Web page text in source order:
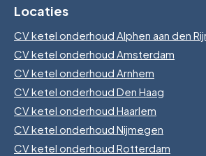
Locaties
CV ketel onderhoud Alphen aan den
CV ketel onderhoud Amsterdam
CV ketel onderhoud Arnhem
CV ketel onderhoud Den Haag
CV ketel onderhoud Haarlem
CV ketel onderhoud Nijmegen
CV ketel onderhoud Rotterdam